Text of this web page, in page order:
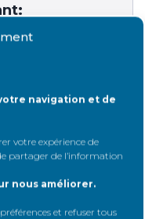
navigation et de
votre expérience de
partager de l’information
nous améliorer.
et refuser tous